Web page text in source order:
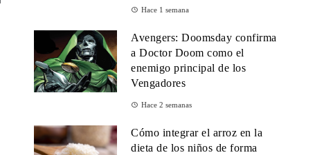
Hace 1 semana
Avengers: Doomsday confirma
a Doctor Doom como el
enemigo principal de los
Vengadores
Hace 2 semanas
Cómo integrar el arroz en la
dieta de los niños de forma